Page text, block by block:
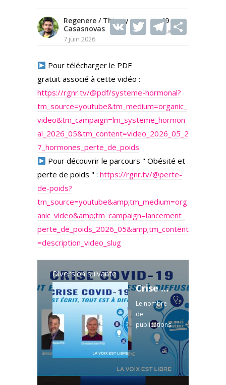
Regenere / Thierry
Casasnovas
7 juin 2026
49
Vues
V T T
a
m
Pour télécharger le PDF
gratuit associé à cette vidéo :
https://rgnr.tv/@pdf/systeme-hormonal?
tm_source=youtube&tm_medium=organic_
video&tm_campaign=lm_systeme_hormon
al_2026_05&tm_content=video_2026_05_2
7_hormones_perte_de_poids
Pour découvrir le parcours " Obésité et
perte de poids " : https://rgnr.tv/@perte-
de-poids?
tm_source=youtube&amp;tm_medium=org
anic_video&amp;tm_campaign=lancement_
perte_de_poids_2026_05&amp;tm_content
=description_video_slug
Diversion suivante
Crise Covid-19 : tout est écrit, tout est diffuser !
Le nombre
de
publications
qui mettent
en lumière
dérapages
liés aux